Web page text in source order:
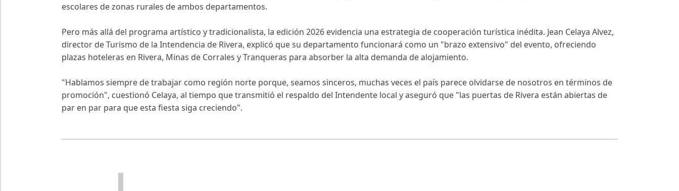
escolares de zonas rurales de ambos departamentos.
Pero más allá del programa artístico y tradicionalista, la edición 2026 evidencia una estrategia de cooperación turística inédita. Jean Celaya Alvez,
director de Turismo de la Intendencia de Rivera, explicó que su departamento funcionará como un "brazo extensivo" del evento, ofreciendo
plazas hoteleras en Rivera, Minas de Corrales y Tranqueras para absorber la alta demanda de alojamiento.
"Hablamos siempre de trabajar como región norte porque, seamos sinceros, muchas veces el país parece olvidarse de nosotros en términos de
promoción", cuestionó Celaya, al tiempo que transmitió el respaldo del Intendente local y aseguró que "las puertas de Rivera están abiertas de
par en par para que esta fiesta siga creciendo".